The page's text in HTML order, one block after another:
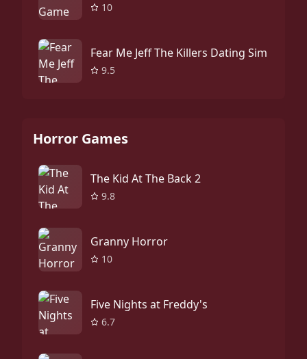
10
Fear Me Jeff The Killers Dating Sim
9.5
Horror Games
The Kid At The Back 2
9.8
Granny Horror
10
Five Nights at Freddy's
6.7